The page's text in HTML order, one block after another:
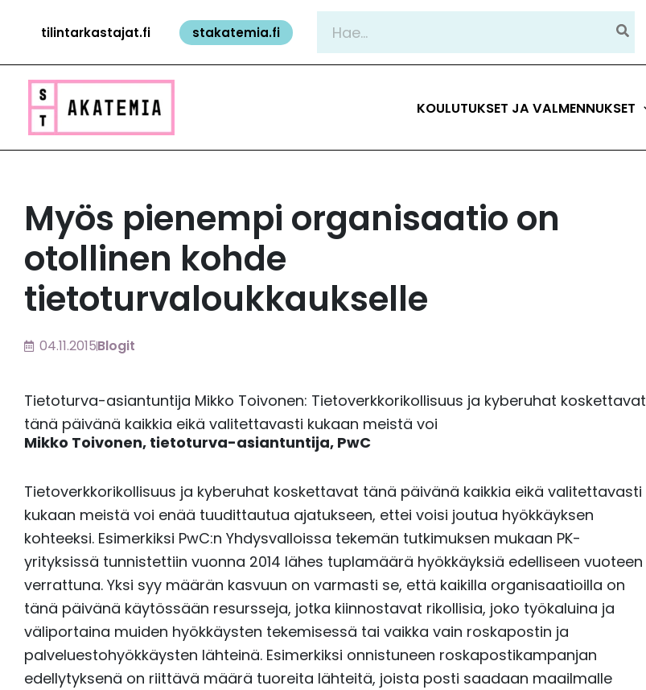
sisältööntilintarkastajat.fi stakatemia.fi
KOULUTUKSET JA VALMENNUKSET
Myös pienempi organisaatio on
otollinen kohde
tietoturvaloukkaukselle
04.11.2015Blogit
Tietoturva-asiantuntija Mikko Toivonen: Tietoverkkorikollisuus ja kyberuhat koskettavat
tänä päivänä kaikkia eikä valitettavasti kukaan meistä voi
Mikko Toivonen, tietoturva-asiantuntija, PwC
Tietoverkkorikollisuus ja kyberuhat koskettavat tänä päivänä kaikkia eikä valitettavasti
kukaan meistä voi enää tuudittautua ajatukseen, ettei voisi joutua hyökkäyksen
kohteeksi. Esimerkiksi PwC:n Yhdysvalloissa tekemän tutkimuksen mukaan PK-
yrityksissä tunnistettiin vuonna 2014 lähes tuplamäärä hyökkäyksiä edelliseen vuoteen
verrattuna. Yksi syy määrän kasvuun on varmasti se, että kaikilla organisaatioilla on
tänä päivänä käytössään resursseja, jotka kiinnostavat rikollisia, joko työkaluina ja
väliportaina muiden hyökkäysten tekemisessä tai vaikka vain roskapostin ja
palveluestohyökkäysten lähteinä. Esimerkiksi onnistuneen roskapostikampanjan
edellytyksenä on riittävä määrä tuoreita lähteitä, joista posti saadaan maailmalle